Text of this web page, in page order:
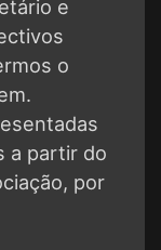
e
o
a partir do
por